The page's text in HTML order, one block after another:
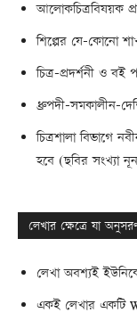
আলোকচিত্রবিষয়ক
শিল্পের যে-কোনো
চিত্র-প্রদর্শনী ও বই
ধ্রুপদী-সমকালীন-
চিত্রশালা বিভাগে
হবে (ছবির সংখ্যা
লেখার ক্ষেত্রে যা
লেখা অবশ্যই
একই লেখার একটি